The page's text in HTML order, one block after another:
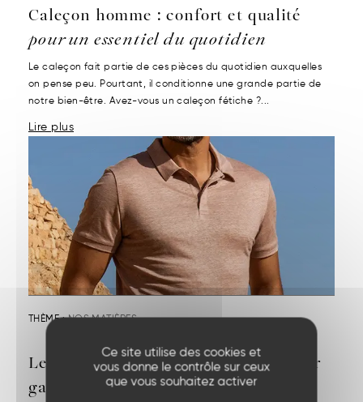
Ce site utilise des cookies et
vous donne le contrôle sur ceux
que vous souhaitez activer
Caleçon homme : confort et qualité
pour un essentiel du quotidien
Le caleçon fait partie de ces pièces du quotidien auxquelles
on pense peu. Pourtant, il conditionne une grande partie de
notre bien-être. Avez-vous un caleçon fétiche ?...
Lire plus
THÈME :NOS MATIÈRES
Le polo en lin : style chic et fraîcheur
garantis